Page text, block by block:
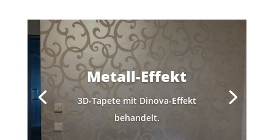
Metall-Effekt
3D-Tapete mit Dinova-Effekt
behandelt.